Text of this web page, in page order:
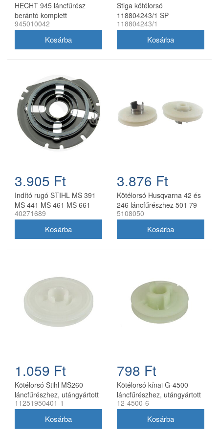
HECHT 945 láncfűrész
berántó komplett
945010042
945010042
Stiga kötélorsó
118804243/1 SP
láncfűrészekhez
118804243/1
3.905 Ft
Indító rugó STIHL MS 391
MS 441 MS 461 MS 661
láncfűrészhez
40271689
3.876 Ft
Kötélorsó Husqvarna 42 és
246 láncfűrészhez 501 79
44-01
5108050
1.059 Ft
Kötélorsó Stihl MS260
láncfűrészhez, utángyártott
11251950401-1
798 Ft
Kötélorsó kínai G-4500
láncfűrészhez, utángyártott
12-4500-6